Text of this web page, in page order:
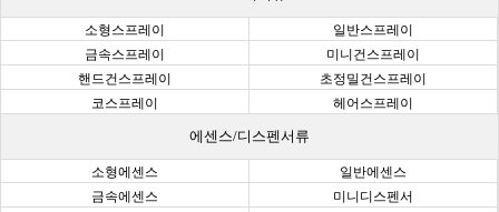
소형스프레이
일반스프레이
금속스프레이
미니건스프레이
핸드건스프레이
초정밀건스프레이
코스프레이
헤어스프레이
에센스/디스펜서류
소형에센스
일반에센스
금속에센스
미니디스펜서